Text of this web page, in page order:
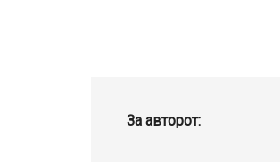
За авторот: